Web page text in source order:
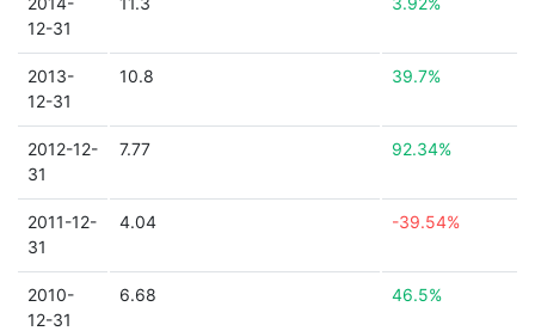
12-31
2013-
12-31
10.8 39.7%
2012-12-
31
7.77 92.34%
2011-12-
31
4.04 -39.54%
2010-
12-31
6.68 46.5%